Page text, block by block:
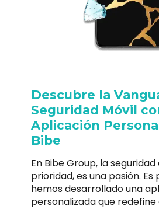
Descubre la
Seguridad Móvil
Aplicación
Bibe
En Bibe Group, la
prioridad, es una pasión. Es
hemos desarrollado una
personalizada que